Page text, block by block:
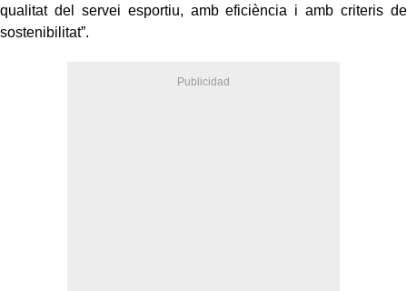
qualitat del servei esportiu, amb eficiència i amb criteris de
sostenibilitat”.